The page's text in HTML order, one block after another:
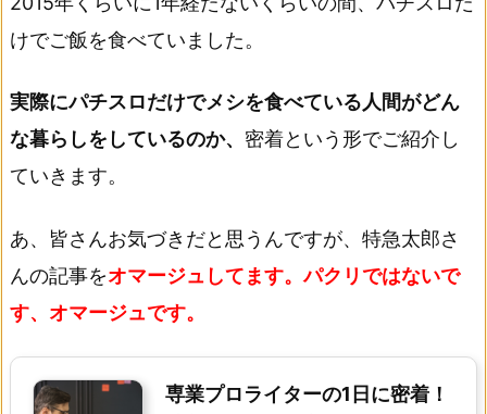
けでご飯を食べていました。
実際にパチスロだけでメシを食べている人間がどん
な暮らしをしているのか、 密着という形でご紹介し
ていきます。
あ、皆さんお気づきだと思うんですが、特急太郎さ
んの記事をオマージュしてます。パクリではないで
す、オマージュです。
専業プロライターの1日に密着！